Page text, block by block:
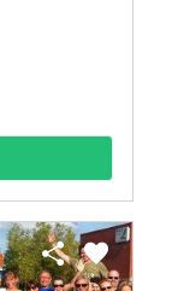
share favorite